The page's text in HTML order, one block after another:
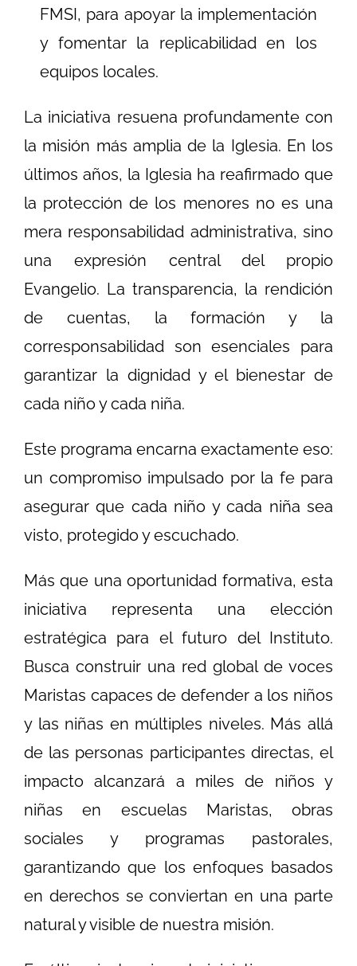
FMSI, para apoyar la implementación
y fomentar la replicabilidad en los
equipos locales.
La iniciativa resuena profundamente con
la misión más amplia de la Iglesia. En los
últimos años, la Iglesia ha reafirmado que
la protección de los menores no es una
mera responsabilidad administrativa, sino
una expresión central del propio
Evangelio. La transparencia, la rendición
de cuentas, la formación y la
corresponsabilidad son esenciales para
garantizar la dignidad y el bienestar de
cada niño y cada niña.
Este programa encarna exactamente eso:
un compromiso impulsado por la fe para
asegurar que cada niño y cada niña sea
visto, protegido y escuchado.
Más que una oportunidad formativa, esta
iniciativa representa una elección
estratégica para el futuro del Instituto.
Busca construir una red global de voces
Maristas capaces de defender a los niños
y las niñas en múltiples niveles. Más allá
de las personas participantes directas, el
impacto alcanzará a miles de niños y
niñas en escuelas Maristas, obras
sociales y programas pastorales,
garantizando que los enfoques basados
en derechos se conviertan en una parte
natural y visible de nuestra misión.